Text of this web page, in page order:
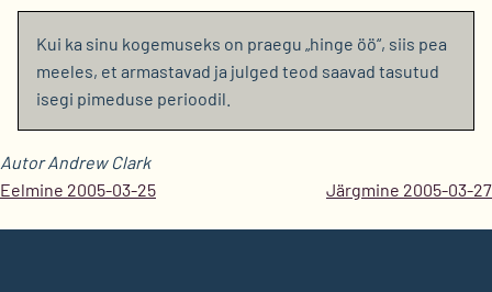
Kui ka sinu kogemuseks on praegu „hinge öö“, siis pea
meeles, et armastavad ja julged teod saavad tasutud
isegi pimeduse perioodil.
Autor Andrew Clark
Eelmine 2005-03-25
Järgmine 2005-03-27